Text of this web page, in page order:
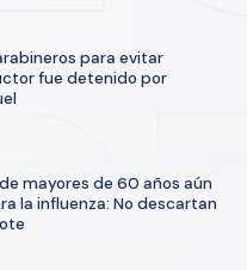
para evitar
fue detenido por
mayores de 60 años aún
la influenza: No descartan